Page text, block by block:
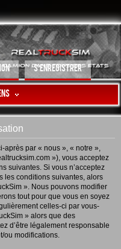
S’ENREGISTRER
par « nous », « notre »,
»), vous acceptez
suivantes. Si vous n’acceptez
les conditions suivantes, alors
». Nous pouvons modifier
tout pour que vous en soyez
celles-ci par vous-
» alors que des
d’être légalement responsable
ou modifications.